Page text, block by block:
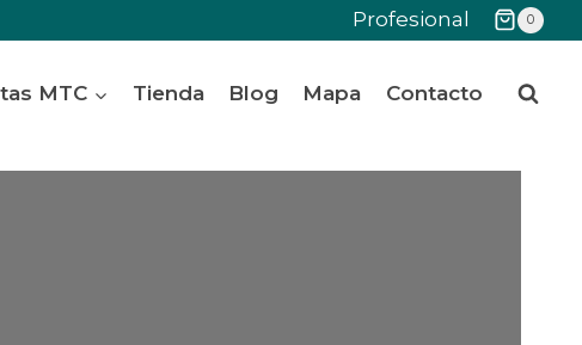
Profesional 0
MTC Tienda Blog Mapa Contacto